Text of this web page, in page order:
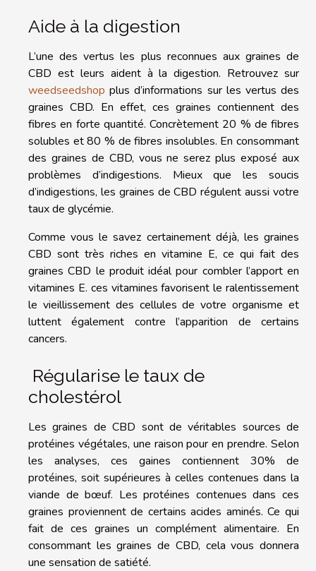
Aide à la digestion
L’une des vertus les plus reconnues aux graines de
CBD est leurs aident à la digestion. Retrouvez sur
weedseedshop plus d’informations sur les vertus des
graines CBD. En effet, ces graines contiennent des
fibres en forte quantité. Concrètement 20 % de fibres
solubles et 80 % de fibres insolubles. En consommant
des graines de CBD, vous ne serez plus exposé aux
problèmes d’indigestions. Mieux que les soucis
d’indigestions, les graines de CBD régulent aussi votre
taux de glycémie.
Comme vous le savez certainement déjà, les graines
CBD sont très riches en vitamine E, ce qui fait des
graines CBD le produit idéal pour combler l’apport en
vitamines E. ces vitamines favorisent le ralentissement
le vieillissement des cellules de votre organisme et
luttent également contre l’apparition de certains
cancers.
Régularise le taux de
cholestérol
Les graines de CBD sont de véritables sources de
protéines végétales, une raison pour en prendre. Selon
les analyses, ces gaines contiennent 30% de
protéines, soit supérieures à celles contenues dans la
viande de bœuf. Les protéines contenues dans ces
graines proviennent de certains acides aminés. Ce qui
fait de ces graines un complément alimentaire. En
consommant les graines de CBD, cela vous donnera
une sensation de satiété.